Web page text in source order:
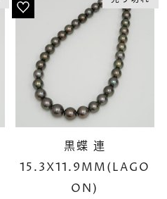
黒蝶 連
15.3X11.9MM(LAGO
ON)